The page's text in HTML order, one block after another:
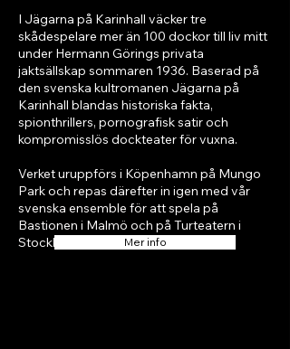
I Jägarna på Karinhall väcker tre
skådespelare mer än 100 dockor till liv mitt
under Hermann Görings privata
jaktsällskap sommaren 1936. Baserad på
den svenska kultromanen Jägarna på
Karinhall blandas historiska fakta,
spionthrillers, pornografisk satir och
kompromisslös dockteater för vuxna.
Verket uruppförs i Köpenhamn på Mungo
Park och repas därefter in igen med vår
svenska ensemble för att spela på
Bastionen i Malmö och på Turteatern i
Stockholm.
Mer info